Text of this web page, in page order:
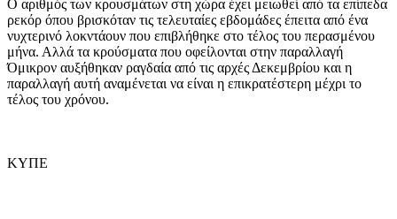
Ο αριθμός των κρουσμάτων στη χώρα έχει μειωθεί από τα επίπεδα
ρεκόρ όπου βρισκόταν τις τελευταίες εβδομάδες έπειτα από ένα
νυχτερινό λοκντάουν που επιβλήθηκε στο τέλος του περασμένου
μήνα. Αλλά τα κρούσματα που οφείλονται στην παραλλαγή
Όμικρον αυξήθηκαν ραγδαία από τις αρχές Δεκεμβρίου και η
παραλλαγή αυτή αναμένεται να είναι η επικρατέστερη μέχρι το
τέλος του χρόνου.
ΚΥΠΕ